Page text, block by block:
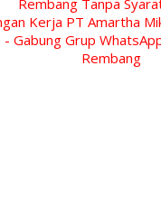
Rembang Tanpa
Kerja PT Amartha
- Gabung Grup
Rembang